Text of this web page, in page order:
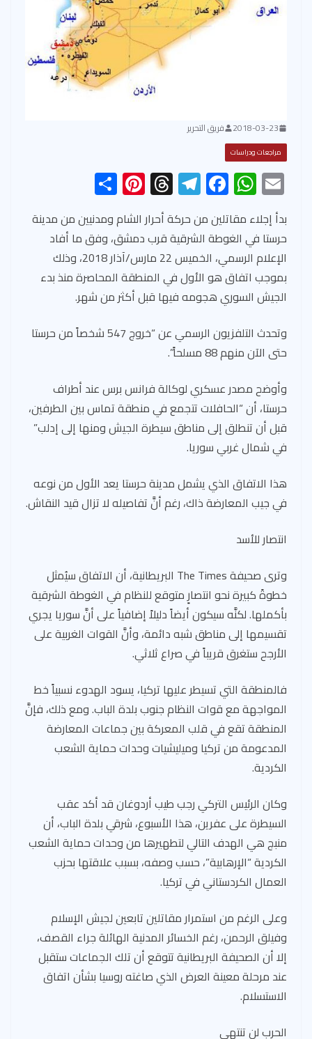
2018-03-23 فريق التحرير
مراجعات ودراسات
E
m
ail
W
h
at
s
A
p
p
F
ac
e
b
o
ok
Te
le
gr
a
m
T
hr
ea
ds
Pi
nt
er
es
t
h
ar
e
بدأ إجلاء مقاتلين من حركة أحرار الشام ومدنيين من مدينة
حرستا في الغوطة الشرقية قرب دمشق، وفق ما أفاد
الإعلام الرسمي، الخميس 22 مارس/آذار 2018، وذلك
بموجب اتفاق هو الأول في المنطقة المحاصرة منذ بدء
الجيش السوري هجومه فيها قبل أكثر من شهر.
وتحدث التلفزيون الرسمي عن “خروج 547 شخصاً من حرستا
حتى الآن منهم 88 مسلحاً”.
وأوضح مصدر عسكري لوكالة فرانس برس عند أطراف
حرستا، أن “الحافلات تتجمع في منطقة تماس بين الطرفين،
قبل أن تنطلق إلى مناطق سيطرة الجيش ومنها إلى إدلب”
في شمال غربي سوريا.
هذا الاتفاق الذي يشمل مدينة حرستا يعد الأول من نوعه
في جيب المعارضة ذاك، رغم أنَّ تفاصيله لا تزال قيد النقاش.
انتصار للأسد
وترى صحيفة The Times البريطانية، أن الاتفاق سيُمثل
خطوةً كبيرة نحو انتصارٍ متوقع للنظام في الغوطة الشرقية
بأكملها. لكنَّه سيكون أيضاً دليلاً إضافياً على أنَّ سوريا يجري
تقسيمها إلى مناطق شبه دائمة، وأنَّ القوات الغربية على
الأرجح ستغرق قريباً في صراع ثلاثي.
فالمنطقة التي تسيطر عليها تركيا، يسود الهدوء نسبياً خط
المواجهة مع قوات النظام جنوب بلدة الباب. ومع ذلك، فإنَّ
المنطقة تقع في قلب المعركة بين جماعات المعارضة
المدعومة من تركيا وميليشيات وحدات حماية الشعب
الكردية.
وكان الرئيس التركي رجب طيب أردوغان قد أكد عقب
السيطرة على عفرين، هذا الأسبوع، شرقي بلدة الباب، أن
منبج هي الهدف التالي لتطهيرها من وحدات حماية الشعب
الكردية “الإرهابية”، حسب وصفه، بسبب علاقتها بحزب
العمال الكردستاني في تركيا.
وعلى الرغم من استمرار مقاتلين تابعين لجيش الإسلام
وفيلق الرحمن، رغم الخسائر المدنية الهائلة جراء القصف،
إلا أن الصحيفة البريطانية تتوقع أن تلك الجماعات ستقبل
عند مرحلة معينة العرض الذي صاغته روسيا بشأن اتفاق
الاستسلام.
الحرب لن تنتهي